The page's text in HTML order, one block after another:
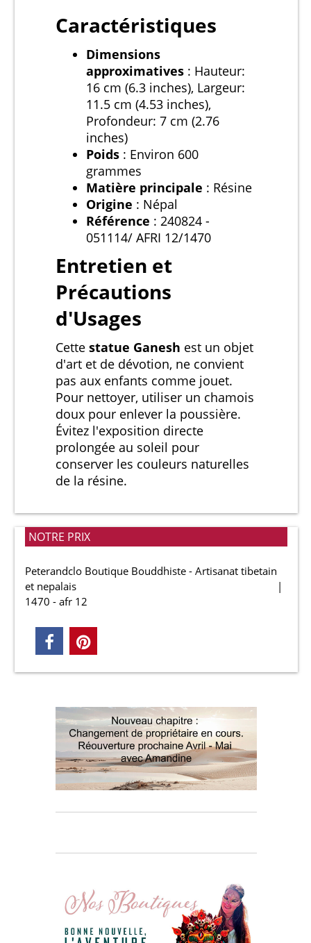
Caractéristiques
Dimensions
approximatives : Hauteur:
16 cm (6.3 inches), Largeur:
11.5 cm (4.53 inches),
Profondeur: 7 cm (2.76
inches)
Poids : Environ 600
grammes
Matière principale : Résine
Origine : Népal
Référence : 240824 -
051114/ AFRI 12/1470
Entretien et
Précautions
d'Usages
Cette statue Ganesh est un objet
d'art et de dévotion, ne convient
pas aux enfants comme jouet.
Pour nettoyer, utiliser un chamois
doux pour enlever la poussière.
Évitez l'exposition directe
prolongée au soleil pour
conserver les couleurs naturelles
de la résine.
NOTRE PRIX
Peterandclo Boutique Bouddhiste - Artisanat tibetain
et nepalais
1470 - afr 12